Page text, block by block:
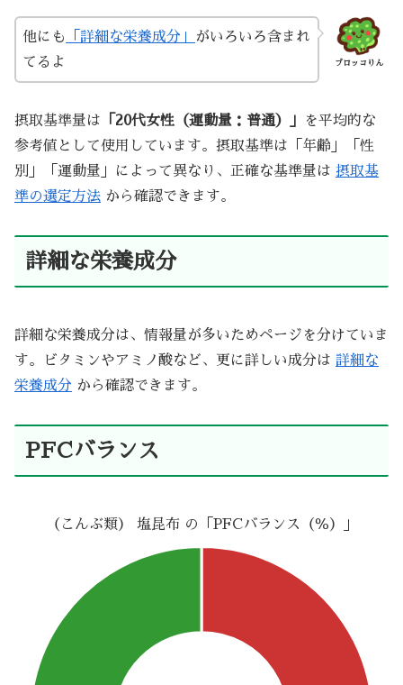
ブロッコりん
他にも 「詳細な栄養成分」
がいろいろ含まれ
てるよ
摂取基準量は 「20代女性（運動量：普通）」
を平均的な
参考値として使用しています。摂取基準は「年齢」「性
別」「運動量」によって異なり、正確な基準量は 摂取基
準の選定方法 から確認できます。
詳細な栄養成分
詳細な栄養成分は、情報量が多いためページを分けていま
す。ビタミンやアミノ酸など、更に詳しい成分は 詳細な
栄養成分 から確認できます。
PFCバランス
（こんぶ類） 塩昆布 の「PFCバランス（％）」